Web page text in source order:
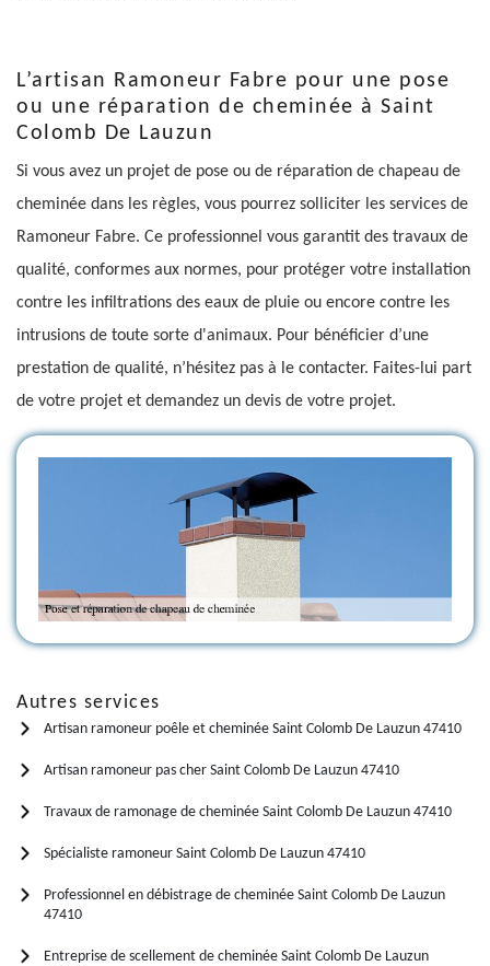
L’artisan Ramoneur Fabre pour une pose
ou une réparation de cheminée à Saint
Colomb De Lauzun
Si vous avez un projet de pose ou de réparation de chapeau de
cheminée dans les règles, vous pourrez solliciter les services de
Ramoneur Fabre. Ce professionnel vous garantit des travaux de
qualité, conformes aux normes, pour protéger votre installation
contre les infiltrations des eaux de pluie ou encore contre les
intrusions de toute sorte d'animaux. Pour bénéficier d’une
prestation de qualité, n’hésitez pas à le contacter. Faites-lui part
de votre projet et demandez un devis de votre projet.
Autres services
Artisan ramoneur poêle et cheminée Saint Colomb De Lauzun 47410
Artisan ramoneur pas cher Saint Colomb De Lauzun 47410
Travaux de ramonage de cheminée Saint Colomb De Lauzun 47410
Spécialiste ramoneur Saint Colomb De Lauzun 47410
Professionnel en débistrage de cheminée Saint Colomb De Lauzun
47410
Entreprise de scellement de cheminée Saint Colomb De Lauzun